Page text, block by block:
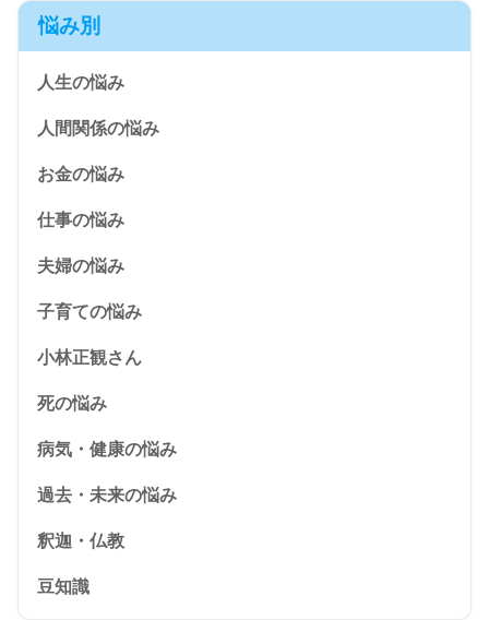
悩み別
人生の悩み
人間関係の悩み
お金の悩み
仕事の悩み
夫婦の悩み
子育ての悩み
小林正観さん
死の悩み
病気・健康の悩み
過去・未来の悩み
釈迦・仏教
豆知識